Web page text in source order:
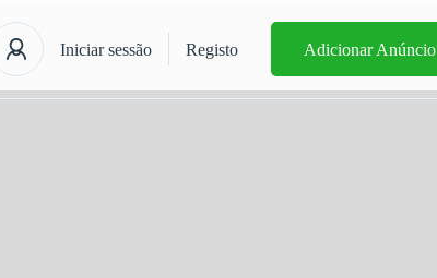
Iniciar sessão Registo Adicionar Anúncio